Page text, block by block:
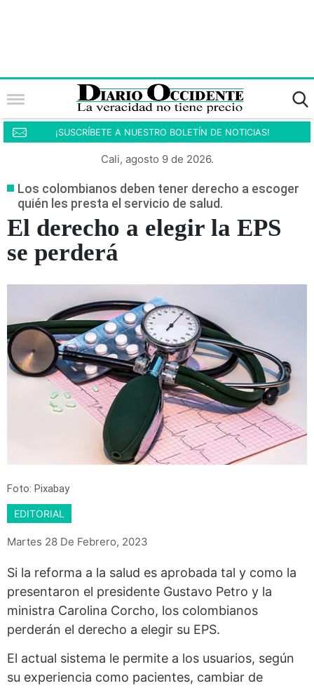
¡SUSCRÍBETE A NUESTRO BOLETÍN DE NOTICIAS!
Cali, agosto 9 de 2026.
Los colombianos deben tener derecho a escoger
quién les presta el servicio de salud.
El derecho a elegir la EPS
se perderá
Foto: Pixabay
EDITORIAL
Martes 28 De Febrero, 2023
Si la reforma a la salud es aprobada tal y como la
presentaron el presidente Gustavo Petro y la
ministra Carolina Corcho, los colombianos
perderán el derecho a elegir su EPS.
El actual sistema le permite a los usuarios, según
su experiencia como pacientes, cambiar de